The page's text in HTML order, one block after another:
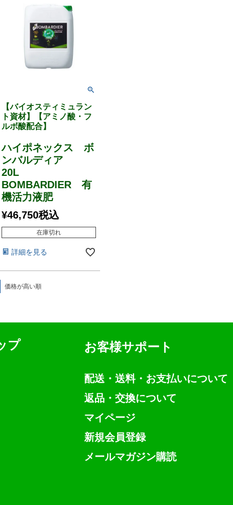
【バイオスティミュラン
ト資材】【アミノ酸・フ
ルボ酸配合】
ハイポネックス ボ
ンバルディア
20L
BOMBARDIER 有
機活力液肥
¥46,750税込
在庫切れ
詳細を見る
価格が高い順
プ お客様サポート
配送・送料・お支払いについて
返品・交換について
マイページ
新規会員登録
メールマガジン購読